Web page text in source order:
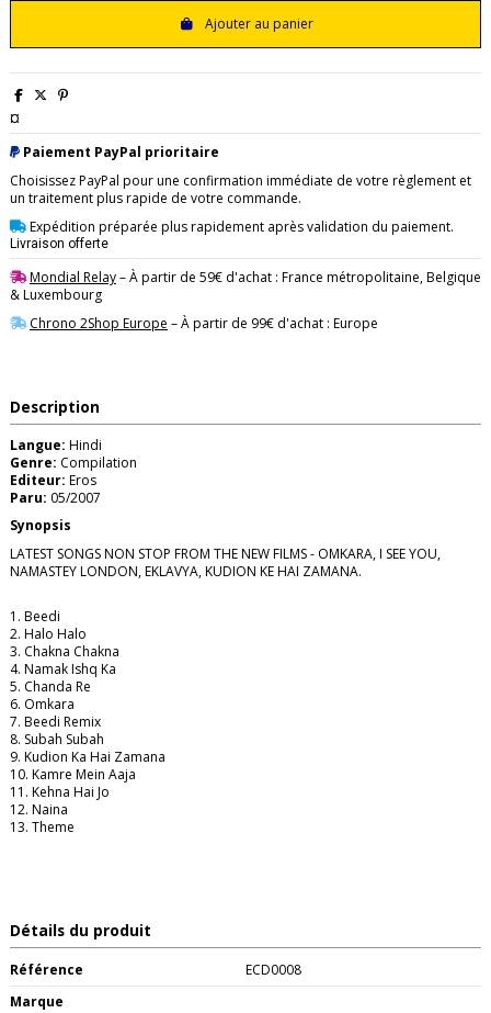
Ajouter au panier
¤
Paiement PayPal prioritaire
Choisissez PayPal pour une confirmation immédiate de votre règlement et
un traitement plus rapide de votre commande.
Expédition préparée plus rapidement après validation du paiement.
Livraison offerte
Mondial Relay– À partir de 59€ d'achat : France métropolitaine, Belgique
& Luxembourg
Chrono 2Shop Europe – À partir de 99€ d'achat : Europe
Description
Langue: Hindi
Genre: Compilation
Editeur: Eros
Paru: 05/2007
Synopsis
LATEST SONGS NON STOP FROM THE NEW FILMS - OMKARA, I SEE YOU,
NAMASTEY LONDON, EKLAVYA, KUDION KE HAI ZAMANA.
1. Beedi
2. Halo Halo
3. Chakna Chakna
4. Namak Ishq Ka
5. Chanda Re
6. Omkara
7. Beedi Remix
8. Subah Subah
9. Kudion Ka Hai Zamana
10. Kamre Mein Aaja
11. Kehna Hai Jo
12. Naina
13. Theme
Détails du produit
Référence
ECD0008
Marque